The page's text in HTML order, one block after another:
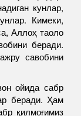
кунлар,
Кимеки,
Аллоҳ таоло
беради.
савобини
ойида сабр
беради. Ҳам
қилмоғимиз